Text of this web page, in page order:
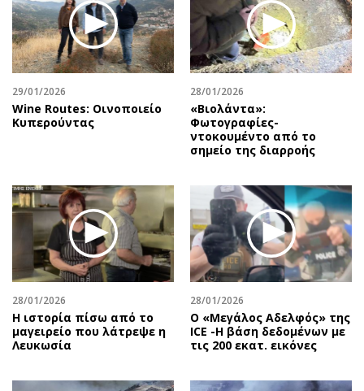
29/01/2026
Wine Routes: Οινοποιείο
Κυπερούντας
28/01/2026
«Βιολάντα»:
Φωτογραφίες-
ντοκουμέντο από το
σημείο της διαρροής
28/01/2026
Η ιστορία πίσω από το
μαγειρείο που λάτρεψε η
Λευκωσία
28/01/2026
Ο «Μεγάλος Αδελφός» της
ICE -Η βάση δεδομένων με
τις 200 εκατ. εικόνες